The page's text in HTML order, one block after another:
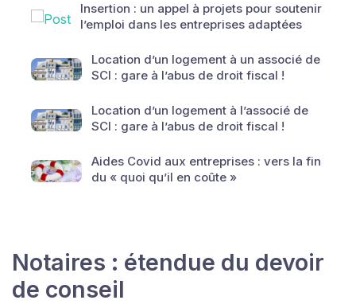
Insertion : un appel à projets pour soutenir
l’emploi dans les entreprises adaptées
Location d’un logement à un associé de
SCI : gare à l’abus de droit fiscal !
Location d’un logement à l’associé de
SCI : gare à l’abus de droit fiscal !
Aides Covid aux entreprises : vers la fin
du « quoi qu’il en coûte »
Notaires : étendue du devoir
de conseil